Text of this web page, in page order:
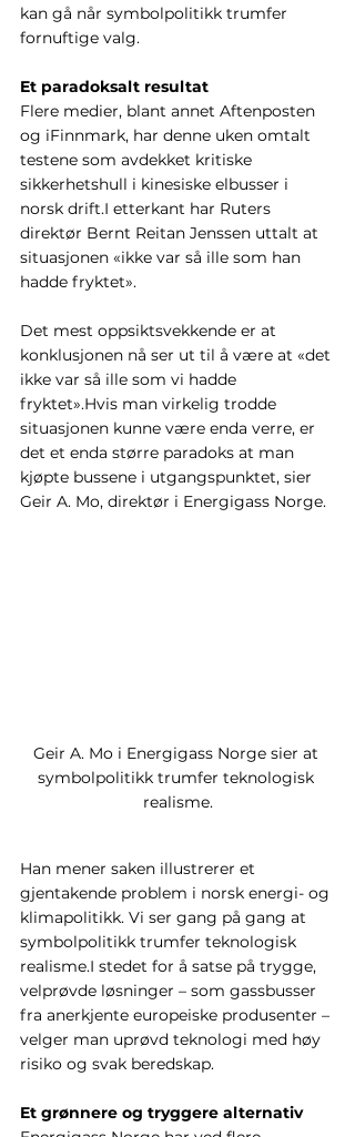
kan gå når symbolpolitikk trumfer
fornuftige valg.
Et paradoksalt resultat
Flere medier, blant annet Aftenposten
og iFinnmark, har denne uken omtalt
testene som avdekket kritiske
sikkerhetshull i kinesiske elbusser i
norsk drift.I etterkant har Ruters
direktør Bernt Reitan Jenssen uttalt at
situasjonen «ikke var så ille som han
hadde fryktet».
Det mest oppsiktsvekkende er at
konklusjonen nå ser ut til å være at «det
ikke var så ille som vi hadde
fryktet».Hvis man virkelig trodde
situasjonen kunne være enda verre, er
det et enda større paradoks at man
kjøpte bussene i utgangspunktet, sier
Geir A. Mo, direktør i Energigass Norge.
Geir A. Mo i Energigass Norge sier at
symbolpolitikk trumfer teknologisk
realisme.
Han mener saken illustrerer et
gjentakende problem i norsk energi- og
klimapolitikk. Vi ser gang på gang at
symbolpolitikk trumfer teknologisk
realisme.I stedet for å satse på trygge,
velprøvde løsninger – som gassbusser
fra anerkjente europeiske produsenter –
velger man uprøvd teknologi med høy
risiko og svak beredskap.
Et grønnere og tryggere alternativ